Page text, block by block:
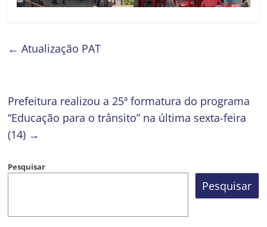
← Atualização PAT
Prefeitura realizou a 25ª formatura do programa
“Educação para o trânsito” na última sexta-feira
(14) →
Pesquisar
Pesquisar